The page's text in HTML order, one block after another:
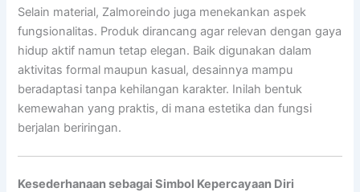
Selain material, Zalmoreindo juga menekankan aspek
fungsionalitas. Produk dirancang agar relevan dengan gaya
hidup aktif namun tetap elegan. Baik digunakan dalam
aktivitas formal maupun kasual, desainnya mampu
beradaptasi tanpa kehilangan karakter. Inilah bentuk
kemewahan yang praktis, di mana estetika dan fungsi
berjalan beriringan.
Kesederhanaan sebagai Simbol Kepercayaan Diri